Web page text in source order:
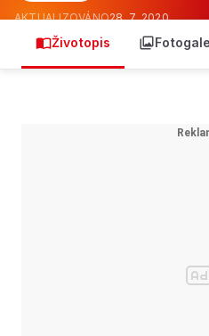
AKTUALIZOVÁNO28. 7. 2020
Životopis